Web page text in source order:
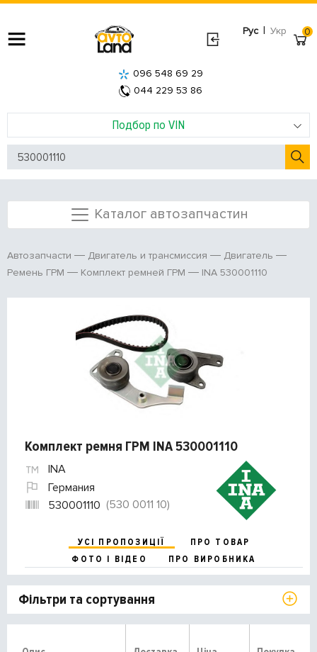
Рус | Укр
Подбор по VIN
096 548 69 29
044 229 53 86
0
Каталог автозапчастин
Автозапчасти Двигатель и трансмиссия
Двигатель
Ремень ГРМ
Комплект ремней ГРМ INA 530001110
Комплект ремня ГРМ INA 530001110
INA
Германия
530001110 (530 0011 10)
УСІ ПРОПОЗИЦІЇ
ПРО ТОВАР
ФОТО І ВІДЕО
ПРО ВИРОБНИКА
Фільтри та сортування